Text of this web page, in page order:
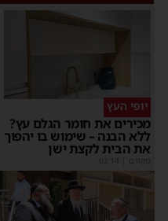
יופי העץ
מכירים את חומר הגלם עץ?
ללא הבנה – שימוש בו יהפוך
את הבית לקצת ישן
מקודם